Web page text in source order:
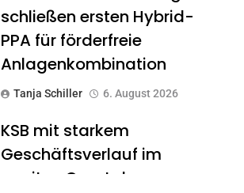
schließen ersten Hybrid-
PPA für förderfreie
Anlagenkombination
Tanja Schiller 6. August 2026
KSB mit starkem
Geschäftsverlauf im
zweiten Quartal